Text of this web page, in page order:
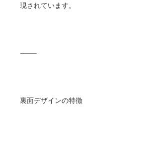
現されています。
⸻
裏面デザインの特徴